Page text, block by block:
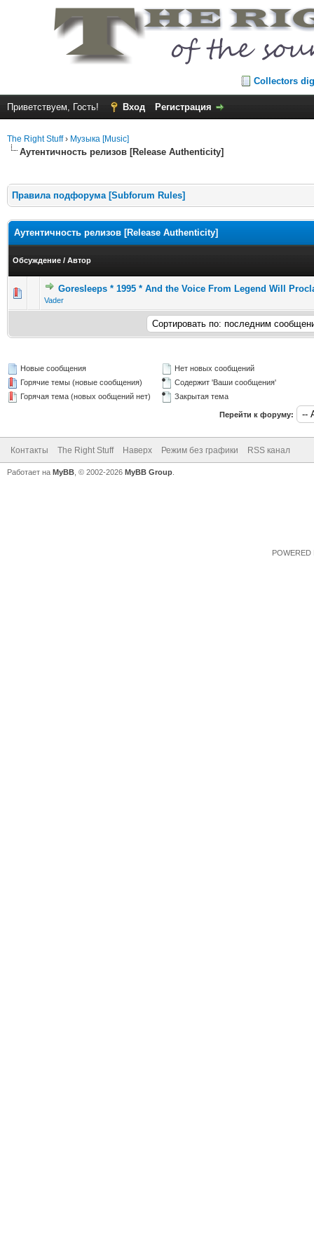
Collectors
Приветствуем, Гость! Вход Регистрация
The Right Stuff› Музыка [Music]
Аутентичность релизов [Release Authenticity]
Правила подфорума [Subforum Rules]
Аутентичность релизов [Release Authenticity]
Обсуждение / Автор
Goresleeps * 1995 * And the Voice From Legend Will
Vader
Новые сообщения
Горячие темы (новые сообщения)
Горячая тема (новых ообщений нет)
Нет новых сообщений
Содержит 'Ваши сообщения'
Закрытая тема
Перейти к форуму:
Контакты The Right Stuff Наверх Режим без графики RSS канал
Работает на MyBB , © 2002-2026 MyBB Group